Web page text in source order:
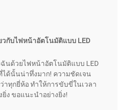
วกับไฟหน้าอัตโนมัติแบบ LED
นด้วยไฟหน้าอัตโนมัติแบบ LED
ได้นั้นน่าทึ่งมาก! ความชัดเจน
าทุกยี่ห้อ ทำให้การขับขี่ในเวลา
ยิ่ง ขอแนะนำอย่างยิ่ง!